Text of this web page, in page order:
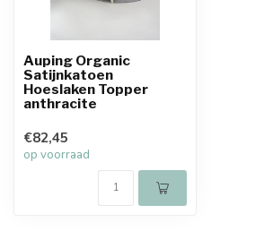
Auping Organic
Satijnkatoen
Hoeslaken Topper
anthracite
€82,45
op voorraad